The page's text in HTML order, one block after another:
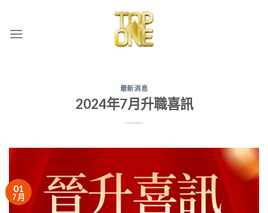
content
最新消息
2024年7月升職喜訊
01
7 月